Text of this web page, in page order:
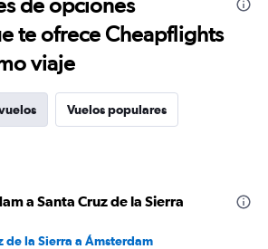
te ofrece Cheapflights
viaje
Vuelos populares
a Santa Cruz de la Sierra
de la Sierra a Ámsterdam